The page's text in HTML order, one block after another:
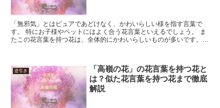
「無邪気」とはピュアであどけなく、かわいらしい様を指す言葉で
す。 特にお子様やペットにはよく合う花言葉といえるでしょう。 ま
たこの花言葉を持つ花は、全体的にかわいらしいものが多いです。
逆引き
「高嶺の花」の花言葉を持つ花と
は？似た花言葉を持つ花まで徹底
解説